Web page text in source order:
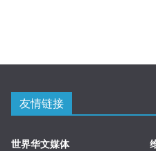
友情链接
世界华文媒体